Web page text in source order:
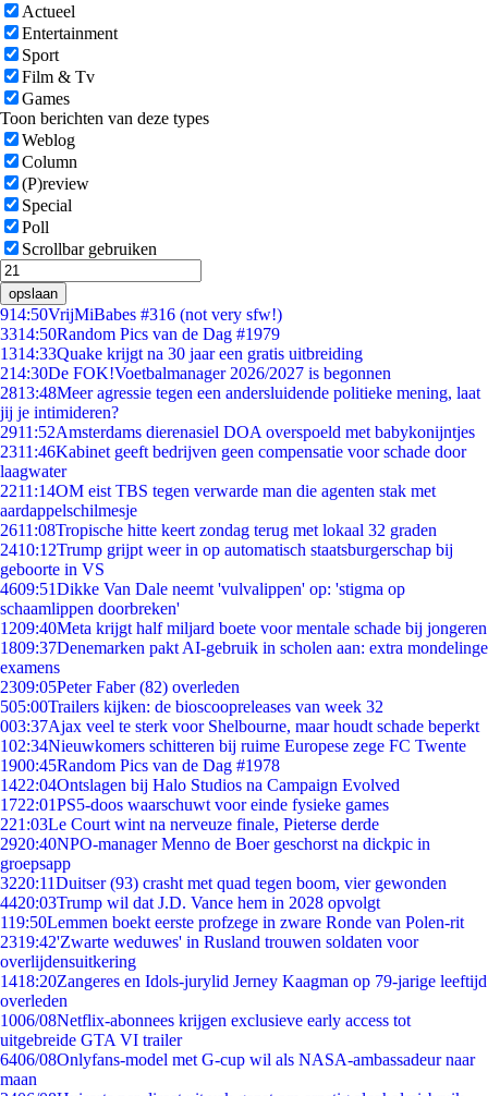
Actueel
Entertainment
Sport
Film & Tv
Games
Toon berichten van deze types
Weblog
Column
(P)review
Special
Poll
Scrollbar gebruiken
opslaan
914:50VrijMiBabes #316 (not very sfw!)
3314:50Random Pics van de Dag #1979
1314:33Quake krijgt na 30 jaar een gratis uitbreiding
214:30De FOK!Voetbalmanager 2026/2027 is begonnen
2813:48Meer agressie tegen een andersluidende politieke mening, laat
jij je intimideren?
2911:52Amsterdams dierenasiel DOA overspoeld met babykonijntjes
2311:46Kabinet geeft bedrijven geen compensatie voor schade door
laagwater
2211:14OM eist TBS tegen verwarde man die agenten stak met
aardappelschilmesje
2611:08Tropische hitte keert zondag terug met lokaal 32 graden
2410:12Trump grijpt weer in op automatisch staatsburgerschap bij
geboorte in VS
4609:51Dikke Van Dale neemt 'vulvalippen' op: 'stigma op
schaamlippen doorbreken'
1209:40Meta krijgt half miljard boete voor mentale schade bij jongeren
1809:37Denemarken pakt AI-gebruik in scholen aan: extra mondelinge
examens
2309:05Peter Faber (82) overleden
505:00Trailers kijken: de bioscoopreleases van week 32
003:37Ajax veel te sterk voor Shelbourne, maar houdt schade beperkt
102:34Nieuwkomers schitteren bij ruime Europese zege FC Twente
1900:45Random Pics van de Dag #1978
1422:04Ontslagen bij Halo Studios na Campaign Evolved
1722:01PS5-doos waarschuwt voor einde fysieke games
221:03Le Court wint na nerveuze finale, Pieterse derde
2920:40NPO-manager Menno de Boer geschorst na dickpic in
groepsapp
3220:11Duitser (93) crasht met quad tegen boom, vier gewonden
4420:03Trump wil dat J.D. Vance hem in 2028 opvolgt
119:50Lemmen boekt eerste profzege in zware Ronde van Polen-rit
2319:42'Zwarte weduwes' in Rusland trouwen soldaten voor
overlijdensuitkering
1418:20Zangeres en Idols-jurylid Jerney Kaagman op 79-jarige leeftijd
overleden
1006/08Netflix-abonnees krijgen exclusieve early access tot
uitgebreide GTA VI trailer
6406/08Onlyfans-model met G-cup wil als NASA-ambassadeur naar
maan